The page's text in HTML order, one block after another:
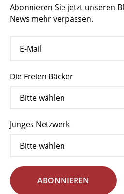
Abonnieren Sie jetzt unseren
News mehr verpassen.
Die Freien Bäcker
Junges Netzwerk
ABONNIEREN